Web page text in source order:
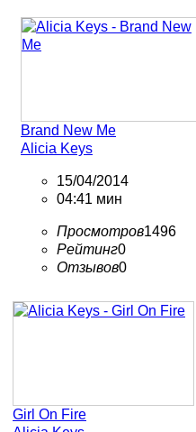
Brand New Me
Alicia Keys
15/04/2014
04:41 мин
Просмотров1496
Рейтинг0
Отзывов0
Girl On Fire